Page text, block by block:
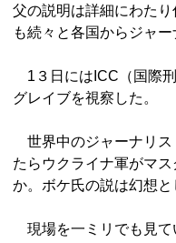
父の説明は詳細にわた
も続々と各国からジャー
1３日にはICC（国際
グレイブを視察した。
世界中のジャーナリス
たらウクライナ軍がマ
か。ボケ氏の説は幻想と
現場を一ミリでも見て